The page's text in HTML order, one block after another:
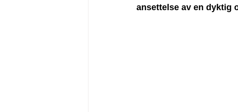
ansettelse av en dyktig